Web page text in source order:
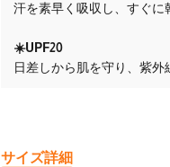
汗を素早く吸収し、すぐ
☀️UPF20
日差しから肌を守り、紫外
サイズ詳細